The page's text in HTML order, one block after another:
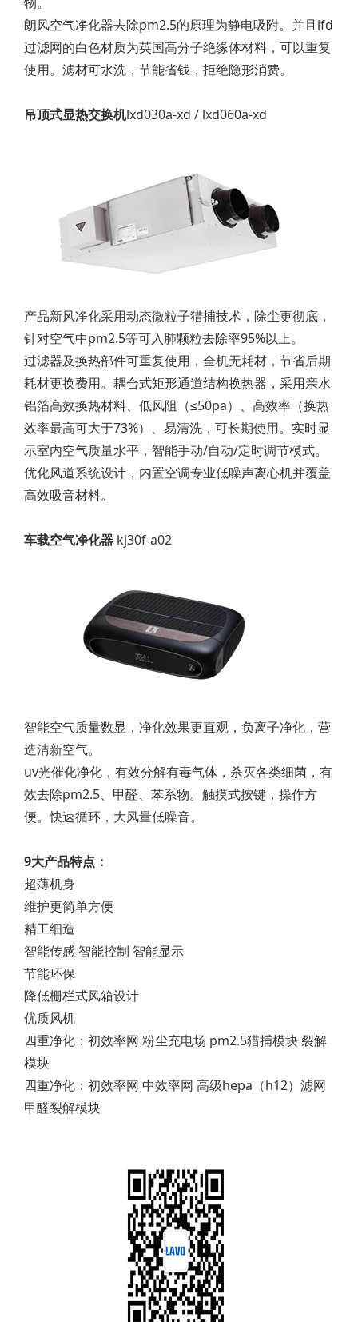
朗风空气净化器去除pm2.5的原理为静电吸附。并且ifd
过滤网的白色材质为英国高分子绝缘体材料，可以重复
使用。滤材可水洗，节能省钱，拒绝隐形消费。
吊顶式显热交换机lxd030a-xd / lxd060a-xd
产品新风净化采用动态微粒子猎捕技术，除尘更彻底，
针对空气中pm2.5等可入肺颗粒去除率95%以上。
过滤器及换热部件可重复使用，全机无耗材，节省后期
耗材更换费用。耦合式矩形通道结构换热器，采用亲水
铝箔高效换热材料、低风阻（≤50pa）、高效率（换热
效率最高可大于73%）、易清洗，可长期使用。实时显
示室内空气质量水平，智能手动/自动/定时调节模式。
优化风道系统设计，内置空调专业低噪声离心机并覆盖
高效吸音材料。
车载空气净化器 kj30f-a02
智能空气质量数显，净化效果更直观，负离子净化，营
造清新空气。
uv光催化净化，有效分解有毒气体，杀灭各类细菌，有
效去除pm2.5、甲醛、苯系物。触摸式按键，操作方
便。快速循环，大风量低噪音。
9大产品特点：
超薄机身
维护更简单方便
精工细造
智能传感 智能控制 智能显示
节能环保
降低栅栏式风箱设计
优质风机
四重净化：初效率网 粉尘充电场 pm2.5猎捕模块 裂解
模块
四重净化：初效率网 中效率网 高级hepa（h12）滤网
甲醛裂解模块